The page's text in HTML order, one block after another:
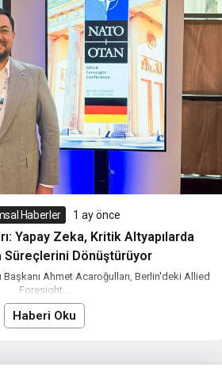
Haberler 1 ay önce
Yapay Zeka, Kritik Altyapılarda
Süreçlerini Dönüştürüyor
Ahmet Acaroğulları, Berlin'deki Allied
Foresight...
Haberi Oku